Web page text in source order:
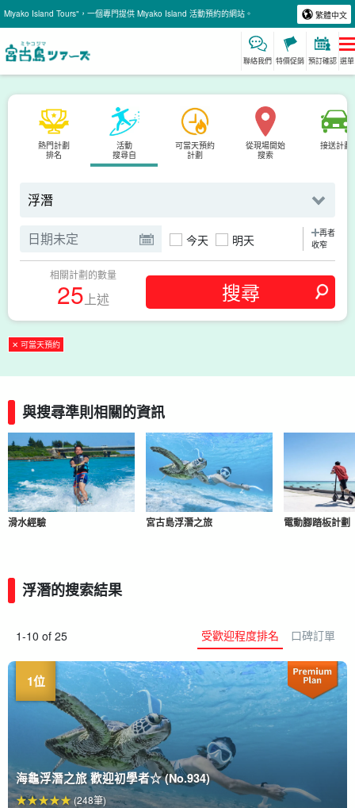
Miyako Island Tours"，一個專門提供 Miyako Island 活動預約的網站。 繁體中文
聯絡我們 特價促銷 預訂確認 選單
熱門計劃
排名
活動
搜尋自
可當天預約
計劃
從現場開始
搜索
接送計劃
今天 明天
再者
收窄
相關計劃的數量
25 上述
✕ 可當天預約
與搜尋準則相關的資訊
滑水經驗 宮古島浮潛之旅 電動腳踏板計劃
浮潛的搜索結果
1-10 of 25 受歡迎程度排名 口碑訂單
海龜浮潛之旅 歡迎初學者☆ (No.934)
(248筆)